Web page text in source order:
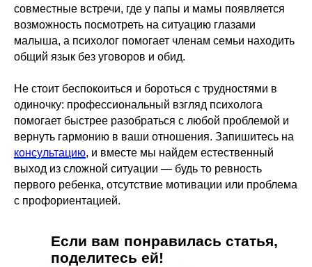
совместные встречи, где у папы и мамы появляется
возможность посмотреть на ситуацию глазами
малыша, а психолог помогает членам семьи находить
общий язык без уговоров и обид.
Не стоит беспокоиться и бороться с трудностями в
одиночку: профессиональный взгляд психолога
помогает быстрее разобраться с любой проблемой и
вернуть гармонию в ваши отношения. Запишитесь на
консультацию, и вместе мы найдем естественный
выход из сложной ситуации — будь то ревность
первого ребенка, отсутствие мотивации или проблема
с профориентацией.
Если вам понравилась статья,
поделитесь ей!